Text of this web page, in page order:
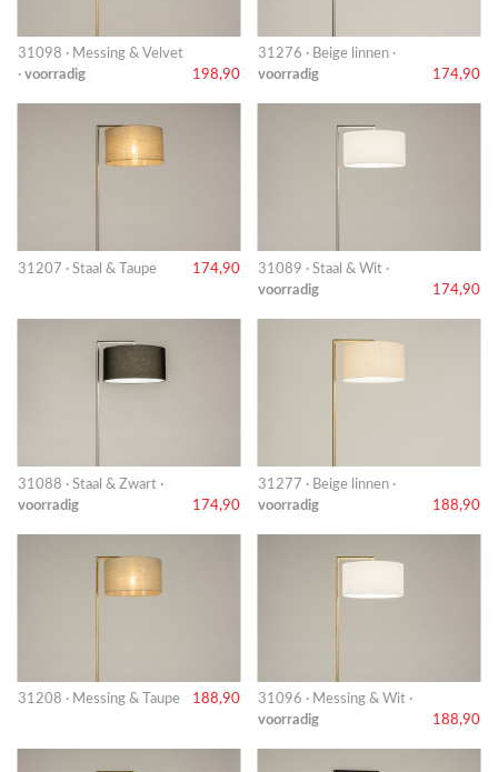
31098 · Messing & Velvet
· voorradig 198,90
31276 · Beige linnen ·
voorradig
174,90
31207 · Staal & Taupe 174,90
31089 · Staal & Wit ·
voorradig
174,90
31088 · Staal & Zwart ·
voorradig
174,90
31277 · Beige linnen ·
voorradig
188,90
31208 · Messing & Taupe 188,90
31096 · Messing & Wit ·
voorradig
188,90